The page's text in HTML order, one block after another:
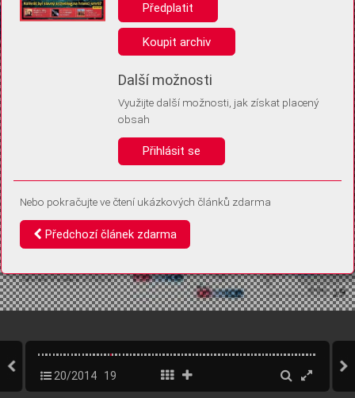
Anonymní unikátní ID
Díky němu příště poznáme, že se jedná o stejné zařízení, a
Identifikátor je zcela anonymní.
Vaše souhlasy a odmítnutí si ukládáme do vašeho zařízení, abychom se
vás už příště znovu neptali. Můžete je kdykoli později upravit ve Správě
20/2014 19
Předplatit
Koupit archiv
Další možnosti
Využijte další možnosti, jak získat placený
obsah
Přihlásit se
Nebo pokračujte ve čtení ukázkových článků zdarma
Předchozí článek zdarma